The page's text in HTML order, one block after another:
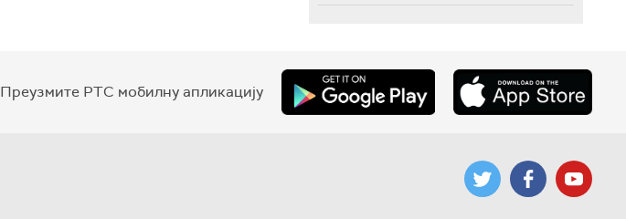
Преузмите РТС мобилну апликацију